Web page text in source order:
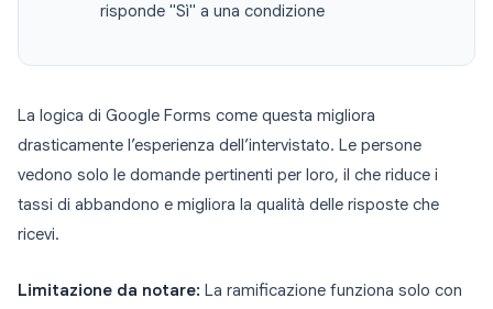
risponde "Sì" a una condizione
La logica di Google Forms come questa migliora
drasticamente l’esperienza dell’intervistato. Le persone
vedono solo le domande pertinenti per loro, il che riduce i
tassi di abbandono e migliora la qualità delle risposte che
ricevi.
Limitazione da notare: La ramificazione funziona solo con